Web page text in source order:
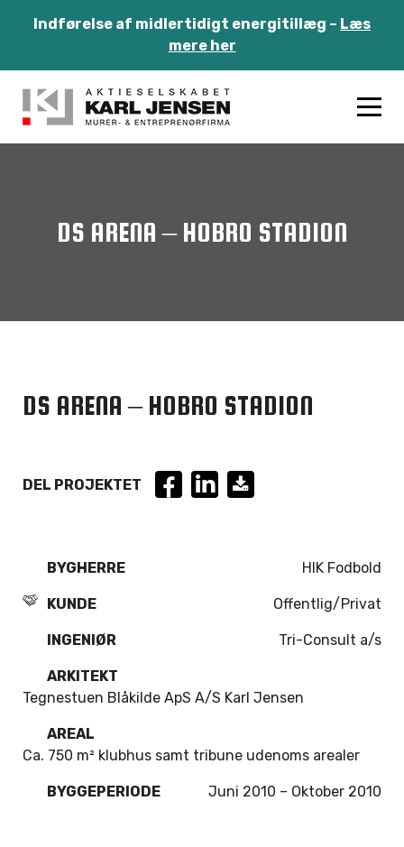
Indførelse af midlertidigt energitillæg – Læs
mere her
DS ARENA – HOBRO STADION
DS ARENA – HOBRO STADION
DEL PROJEKTET
BYGHERRE HIK Fodbold
KUNDE Offentlig/Privat
INGENIØR Tri-Consult a/s
ARKITEKT
Tegnestuen Blåkilde ApS A/S Karl Jensen
AREAL
Ca. 750 m² klubhus samt tribune udenoms arealer
BYGGEPERIODE Juni 2010 – Oktober 2010